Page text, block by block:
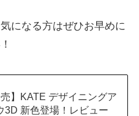
になる方はぜひお早めに
売】KATE デザイニングア
3D 新色登場！レビュー